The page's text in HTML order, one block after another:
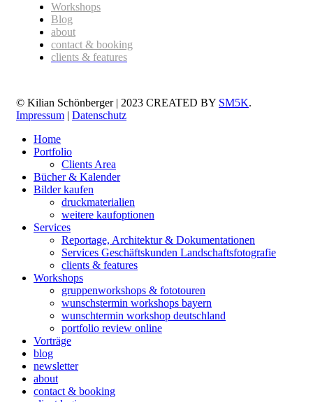
Workshops
Blog
about
contact & booking
clients & features
© Kilian Schönberger | 2023 CREATED BY SM5K.
Impressum
Datenschutz
Home
Portfolio
Clients Area
Bücher & Kalender
Bilder kaufen
druckmaterialien
weitere kaufoptionen
Services
Reportage, Architektur & Dokumentationen
Services Geschäftskunden Landschaftsfotografie
clients & features
Workshops
gruppenworkshops & fototouren
wunschstermin workshops bayern
wunschtermin workshop deutschland
portfolio review online
Vorträge
blog
newsletter
about
contact & booking